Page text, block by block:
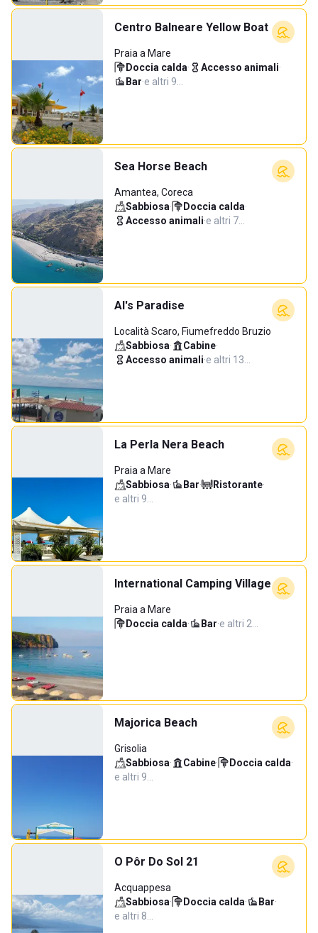
Centro Balneare Yellow Boat
Praia a Mare
Doccia calda· Accesso animali·
Bar·e altri 9…
Sea Horse Beach
Amantea, Coreca
Sabbiosa· Doccia calda·
Accesso animali·e altri 7…
Al's Paradise
Località Scaro, Fiumefreddo Bruzio
Sabbiosa· Cabine·
Accesso animali·e altri 13…
La Perla Nera Beach
Praia a Mare
Sabbiosa· Bar· Ristorante·
e altri 9…
International Camping Village
Praia a Mare
Doccia calda· Bar·e altri 2…
Majorica Beach
Grisolia
Sabbiosa· Cabine· Doccia calda·
e altri 9…
O Pôr Do Sol 21
Acquappesa
Sabbiosa· Doccia calda· Bar·
e altri 8…